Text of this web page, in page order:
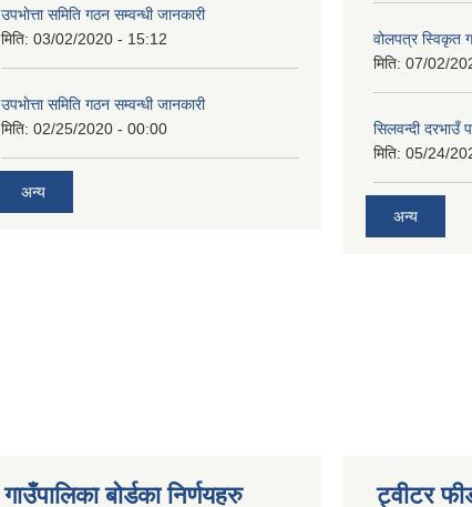
उपभाेत्ता समिति गठन सम्वन्धी जानकारी
मिति: 03/02/2020 - 15:12
उपभाेत्ता समिति गठन सम्वन्धी जानकारी
मिति: 02/25/2020 - 00:00
अन्य
वोलपत्र स्विकृत
मिति: 07/02/
सिलवन्दी दरभाउँ
मिति: 05/24/
अन्य
गाउँपालिका बोर्डका निर्णयहरु ट्वीटर